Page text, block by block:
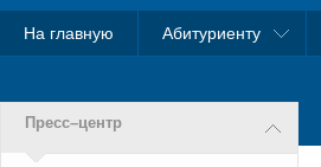
На главную Абитуриенту
Пресс–центр